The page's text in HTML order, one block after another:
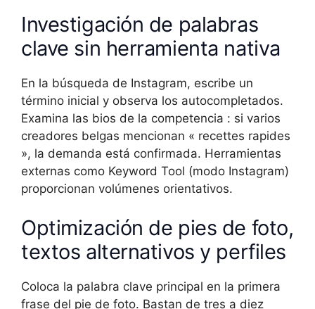
Investigación de palabras
clave sin herramienta nativa
En la búsqueda de Instagram, escribe un
término inicial y observa los autocompletados.
Examina las bios de la competencia : si varios
creadores belgas mencionan « recettes rapides
», la demanda está confirmada. Herramientas
externas como Keyword Tool (modo Instagram)
proporcionan volúmenes orientativos.
Optimización de pies de foto,
textos alternativos y perfiles
Coloca la palabra clave principal en la primera
frase del pie de foto. Bastan de tres a diez